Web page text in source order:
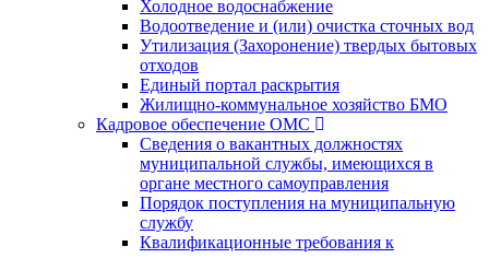
Холодное водоснабжение
Водоотведение и (или) очистка сточных вод
Утилизация (Захоронение) твердых бытовых
отходов
Единый портал раскрытия
Жилищно-коммунальное хозяйство БМО
Кадровое обеспечение ОМС
Сведения о вакантных должностях
муниципальной службы, имеющихся в
органе местного самоуправления
Порядок поступления на муниципальную
службу
Квалификационные требования к